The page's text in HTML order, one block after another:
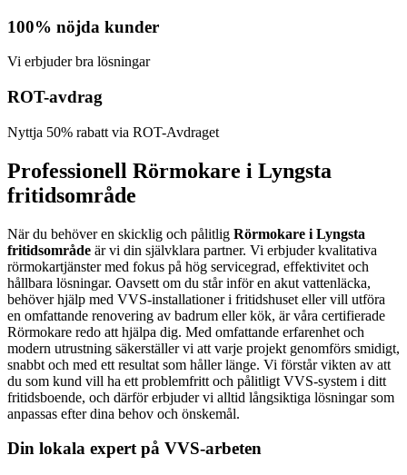
100% nöjda kunder
Vi erbjuder bra lösningar
ROT-avdrag
Nyttja 50% rabatt via ROT-Avdraget
Professionell Rörmokare i Lyngsta
fritidsområde
När du behöver en skicklig och pålitlig Rörmokare i Lyngsta
fritidsområde är vi din självklara partner. Vi erbjuder kvalitativa
rörmokartjänster med fokus på hög servicegrad, effektivitet och
hållbara lösningar. Oavsett om du står inför en akut vattenläcka,
behöver hjälp med VVS-installationer i fritidshuset eller vill utföra
en omfattande renovering av badrum eller kök, är våra certifierade
Rörmokare redo att hjälpa dig. Med omfattande erfarenhet och
modern utrustning säkerställer vi att varje projekt genomförs smidigt,
snabbt och med ett resultat som håller länge. Vi förstår vikten av att
du som kund vill ha ett problemfritt och pålitligt VVS-system i ditt
fritidsboende, och därför erbjuder vi alltid långsiktiga lösningar som
anpassas efter dina behov och önskemål.
Din lokala expert på VVS-arbeten